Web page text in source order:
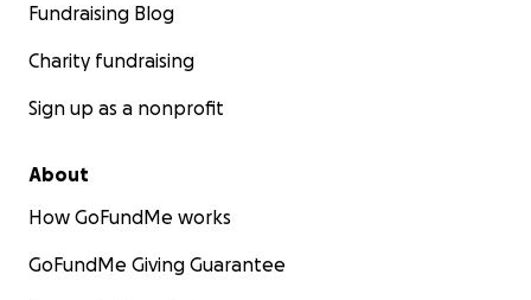
Fundraising Blog
Charity fundraising
Sign up as a nonprofit
About
How GoFundMe works
GoFundMe Giving Guarantee